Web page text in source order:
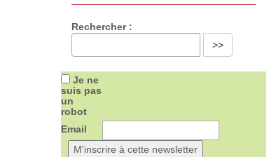
Rechercher :
>>
Je ne
suis pas
un
robot
Email